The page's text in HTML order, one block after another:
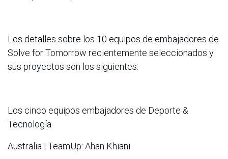
Los detalles sobre los 10 equipos de embajadores de
Solve for Tomorrow recientemente seleccionados y
sus proyectos son los siguientes:
Los cinco equipos embajadores de Deporte &
Tecnología
Australia | TeamUp: Ahan Khiani